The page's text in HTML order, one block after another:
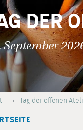
DER
September
Tag der offenen